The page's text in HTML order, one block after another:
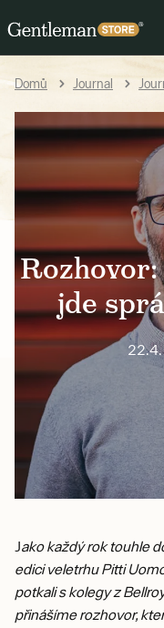
Domů Journal
jde
22.4.
Jako každý rok touhle
edici veletrhu Pitti
potkali s kolegy z
přinášíme rozhovor,